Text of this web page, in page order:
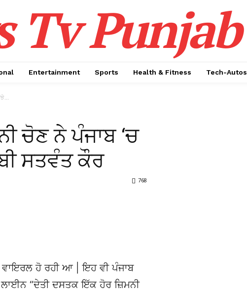
Tv Punjab
Entertainment Sports Health & Fitness Tech-Autos
ਚੋਣ ਨੇ ਪੰਜਾਬ ‘ਚ
ਸਤਵੰਤ ਕੌਰ
768
ਹੋ ਰਹੀ ਆ | ਇਹ ਵੀ ਪੰਜਾਬ
“ਦੇਤੀ ਦਸਤਕ ਇੱਕ ਹੋਰ ਜ਼ਿਮਨੀ